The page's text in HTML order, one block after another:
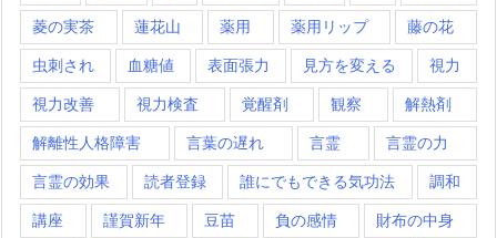
菱の実茶 蓮花山 薬用 薬用リップ 藤の花
虫刺され 血糖値 表面張力 見方を変える 視力
視力改善 視力検査 覚醒剤 観察 解熱剤
解離性人格障害 言葉の遅れ 言霊 言霊の力
言霊の効果 読者登録 誰にでもできる気功法 調和
講座 謹賀新年 豆苗 負の感情 財布の中身